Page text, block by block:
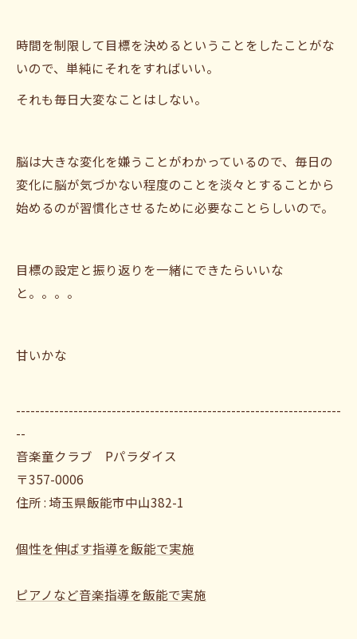
時間を制限して目標を決めるということをしたことがな
いので、単純にそれをすればいい。
それも毎日大変なことはしない。
脳は大きな変化を嫌うことがわかっているので、毎日の
変化に脳が気づかない程度のことを淡々とすることから
始めるのが習慣化させるために必要なことらしいので。
目標の設定と振り返りを一緒にできたらいいな
と。。。。
甘いかな
--------------------------------------------------------------------
--
音楽童クラブ Pパラダイス
〒357-0006
住所 : 埼玉県飯能市中山382-1
個性を伸ばす指導を飯能で実施
ピアノなど音楽指導を飯能で実施